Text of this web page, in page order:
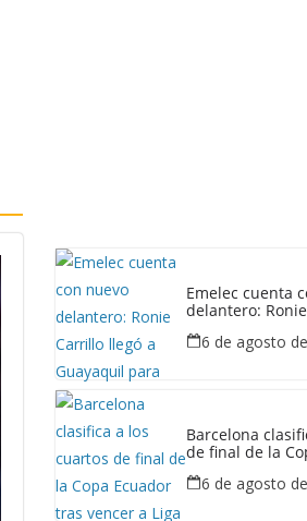
Emelec cuenta
delantero:
Bombillo
6 de agosto
Barcelona
de final de la
en polémica
6 de agosto